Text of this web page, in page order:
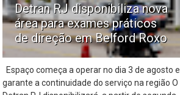
Detran RJ disponibiliza nova
área para exames práticos
de direção em Belford Roxo
Espaço começa a operar no dia 3 de agosto e
garante a continuidade do serviço na região O